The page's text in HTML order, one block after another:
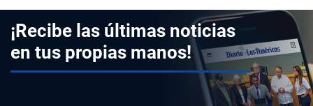
¡Recibe las últimas noticias
en tus propias manos!